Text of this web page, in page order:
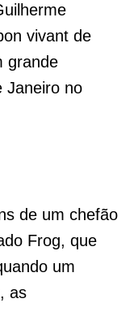
vivant de
grande
Janeiro no
de um chefão
Frog, que
um
as